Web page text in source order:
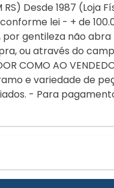
RS) Desde 1987 (Loja
lei - + de
gentileza não
ou através do
COMO AO
e variedade de
- Para